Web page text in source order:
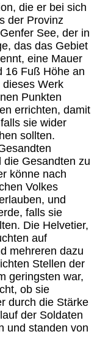
die er bei sich
der Provinz
See, der in
das das Gebiet
eine Mauer
16 Fuß Höhe an
dieses Werk
Punkten
errichten, damit
sie wider
sollten.
Gesandten zu
könne nach
Volkes
und
falls sie
Die Helvetier,
auf
mehreren dazu
Stellen der
geringsten war,
ob sie
durch die Stärke
der Soldaten
und standen von